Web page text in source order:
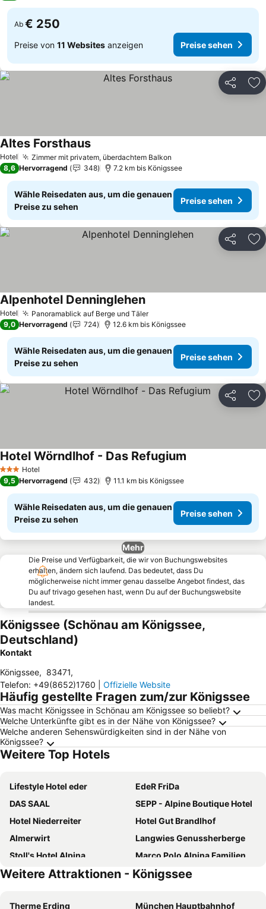
Ab € 250
Preise von 11 Websites anzeigen Preise sehen
Teilen
Hotel Zimmer mit privatem, überdachtem Balkon
Altes Forsthaus
8,6 Hervorragend 348 7.2 km bis Königssee
Wähle Reisedaten aus, um die genauen
Preise zu sehen
Preise sehen
Teilen
Hotel Panoramablick auf Berge und Täler
Alpenhotel Denninglehen
9,0 Hervorragend 724 12.6 km bis Königssee
Wähle Reisedaten aus, um die genauen
Preise zu sehen
Preise sehen
Teilen
3 SterneHotel
Hotel Wörndlhof - Das Refugium
9,5 Hervorragend 432 11.1 km bis Königssee
Wähle Reisedaten aus, um die genauen
Preise zu sehen
Preise sehen
Mehr
Die Preise und Verfügbarkeit, die wir von Buchungswebsites
erhalten, ändern sich laufend. Das bedeutet, dass Du
möglicherweise nicht immer genau dasselbe Angebot findest, das
Du auf trivago gesehen hast, wenn Du auf der Buchungswebsite
landest.
Königssee (Schönau am Königssee,
Deutschland)
Kontakt
Königssee, 83471,
Telefon: +49(8652)1760 Offizielle Website
Häufig gestellte Fragen zum/zur Königssee
Was macht Königssee in Schönau am Königssee so beliebt?
Welche Unterkünfte gibt es in der Nähe von Königssee?
Welche anderen Sehenswürdigkeiten sind in der Nähe von
Königssee?
Weitere Top Hotels
Lifestyle Hotel eder
EdeR FriDa
DAS SAAL
SEPP - Alpine Boutique Hotel
Hotel Niederreiter
Hotel Gut Brandlhof
Almerwirt
Langwies Genussherberge
Stoll's Hotel Alpina
Marco Polo Alpina Familien- & Sporthotel
Ritzenhof – Hotel und Spa am See
Hotel & SPA Hotel Urslauerhof
Hotel Saliter Hof
Alpenhotel Kronprinz
Weitere Attraktionen - Königssee
Therme Erding
München Hauptbahnhof